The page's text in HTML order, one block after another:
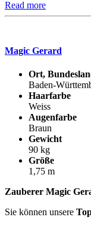
Read more
Magic Gerard
Ort,
Baden-
Haarfarbe
Weiss
Augenfarbe
Braun
Gewicht
90 kg
Größe
1,75 m
Zauberer Magic
Sie können unsere